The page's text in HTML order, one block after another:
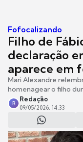
Fofocalizando
Filho de
declaração
aparece em
Mari Alexandre
homenagear o filho
R
Redação
09/05/2026, 14:33